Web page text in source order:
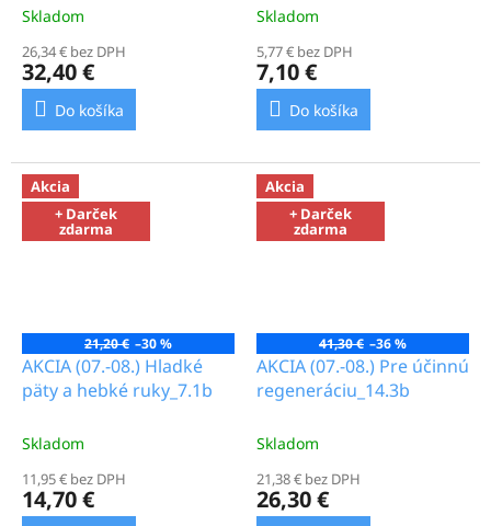
Skladom
26,34 € bez DPH
32,40 €
Do košíka
Skladom
5,77 € bez DPH
7,10 €
Do košíka
Akcia
+ Darček
zdarma
21,20 € –30 %
AKCIA (07.-08.) Hladké
päty a hebké ruky_7.1b
Skladom
11,95 € bez DPH
14,70 €
Akcia
+ Darček
zdarma
41,30 € –36 %
AKCIA (07.-08.) Pre účinnú
regeneráciu_14.3b
Skladom
21,38 € bez DPH
26,30 €